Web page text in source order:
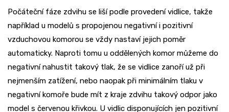
Počáteční fáze zdvihu se liší podle provedení vidlice, takže
například u modelů s propojenou negativní i pozitivní
vzduchovou komorou se vždy nastaví jejich poměr
automaticky. Naproti tomu u oddělených komor můžeme do
negativní nahustit takový tlak, že se vidlice zanoří už při
nejmenším zatížení, nebo naopak při minimálním tlaku v
negativní komoře bude mít z kraje zdvihu takový odpor jako
model s červenou křivkou. U vidlic disponujících jen pozitivní